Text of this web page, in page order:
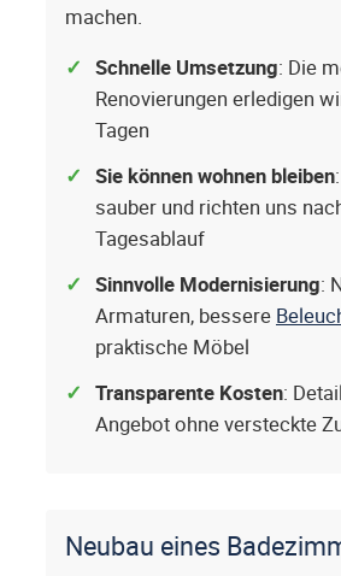
machen.
Schnelle Umsetzung: Die
Renovierungen erledigen
Tagen
Sie können wohnen bleiben
sauber und richten uns
Tagesablauf
Sinnvolle Modernisierung:
Armaturen, bessere
praktische Möbel
Transparente Kosten:
Angebot ohne versteckte
Neubau eines